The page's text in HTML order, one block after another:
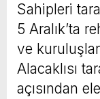
Sahipleri
5 Aralık’ta
ve
Alacaklısı
açısından